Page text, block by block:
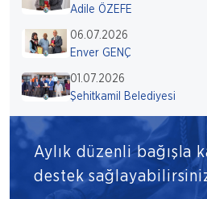
Adile ÖZEFE
06.07.2026
Enver GENÇ
01.07.2026
Şehitkamil Belediyesi
Aylık düzenli bağışla
destek